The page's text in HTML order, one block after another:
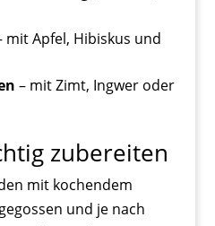
mit Apfel, Hibiskus und
– mit Zimt, Ingwer oder
zubereiten
mit kochendem
und je nach